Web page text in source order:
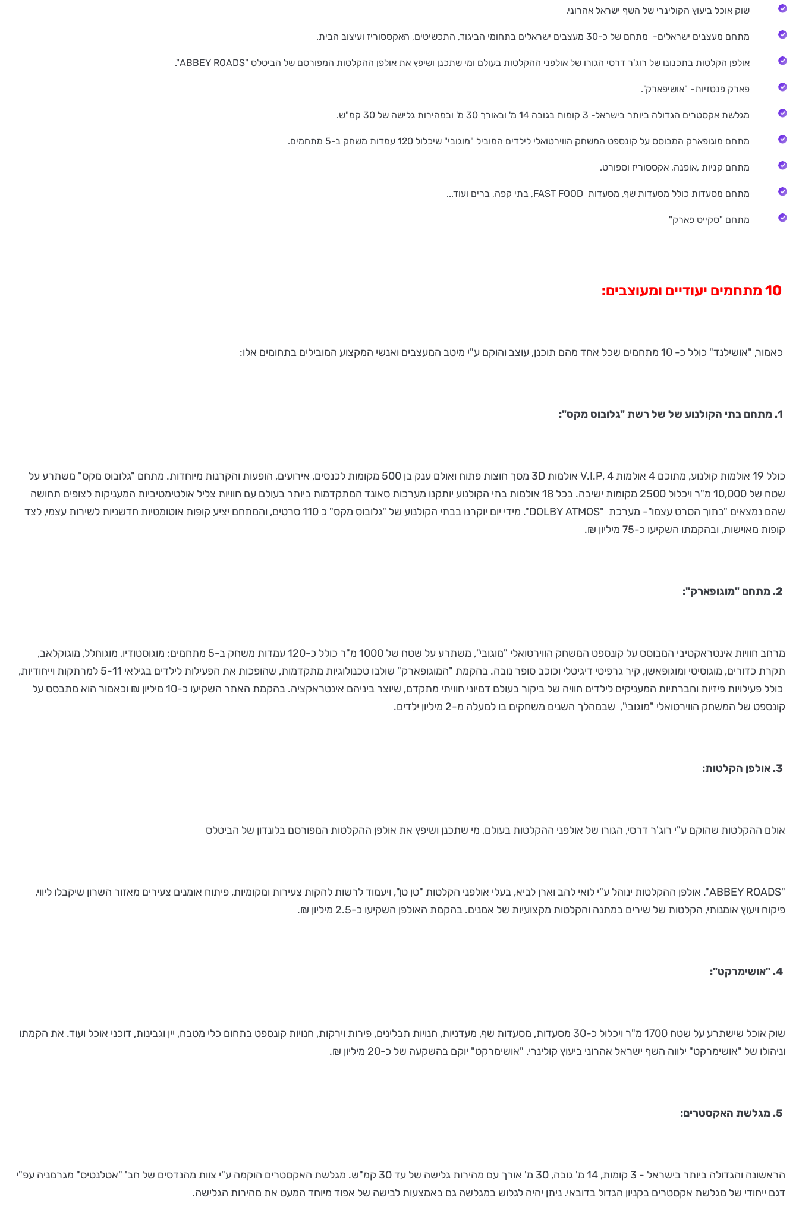
שוק אוכל ביעוץ הקולינרי של השף ישראל אהרוני.
מתחם מעצבים ישראלים- מתחם של כ-30 מעצבים ישראלים בתחומי הביגוד, התכשיטים, האקססוריז ועיצוב הבית.
אולפן הקלטות בתכנונו של רוג'ר דרסי הגורו של אולפני ההקלטות בעולם ומי שתכנן ושיפץ את אולפן ההקלטות המפורסם של הביטלס "ABBEY ROADS".
פארק פנטזיות- "אושיפארק".
מגלשת אקסטרים הגדולה ביותר בישראל- 3 קומות בגובה 14 מ' ובאורך 30 מ' ובמהירות גלישה של 30 קמ"ש.
מתחם מוגופארק המבוסס על קונספט המשחק הווירטואלי לילדים המוביל "מוגובי" שיכלול 120 עמדות משחק ב-5 מתחמים.
מתחם קניות ,אופנה, אקססוריז וספורט.
מתחם מסעדות כולל מסעדות שף, מסעדות FAST FOOD, בתי קפה, ברים ועוד...
מתחם "סקייט פארק"
10 מתחמים יעודיים ומעוצבים:
כאמור, "אושילנד" כולל כ- 10 מתחמים שכל אחד מהם תוכנן, עוצב והוקם ע"י מיטב המעצבים ואנשי המקצוע המובילים בתחומים אלו:
1. מתחם בתי הקולנוע של של רשת "גלובוס מקס":
כולל 19 אולמות קולנוע, מתוכם 4 אולמות V.I.P, 4 אולמות 3D מסך חוצות פתוח ואולם ענק בן 500 מקומות לכנסים, אירועים, הופעות והקרנות מיוחדות. מתחם "גלובוס מקס" משתרע על
שטח של 10,000 מ"ר ויכלול 2500 מקומות ישיבה. בכל 18 אולמות בתי הקולנוע יותקנו מערכות סאונד המתקדמות ביותר בעולם עם חוויות צליל אולטימטיביות המעניקות לצופים תחושה
שהם נמצאים "בתוך הסרט עצמו"- מערכת "DOLBY ATMOS". מידי יום יוקרנו בבתי הקולנוע של "גלובוס מקס" כ 110 סרטים, והמתחם יציע קופות אוטומטיות חדשניות לשירות עצמי, לצד
קופות מאוישות, ובהקמתו השקיעו כ-75 מיליון ₪.
2. מתחם "מוגופארק":
מרחב חוויות אינטראקטיבי המבוסס על קונספט המשחק הווירטואלי "מוגובי", משתרע על שטח של 1000 מ"ר כולל כ-120 עמדות משחק ב-5 מתחמים: מוגוסטודיו, מוגוחלל, מוגוקלאב,
תקרת כדורים, מוגוסיטי ומוגופאשן, קיר גרפיטי דיגיטלי וכוכב סופר נובה. בהקמת "המוגופארק" שולבו טכנולוגיות מתקדמות, שהופכות את הפעילות לילדים בגילאי 5-11 למרתקות וייחודיות,
כולל פעילויות פיזיות וחברתיות המעניקים לילדים חוויה של ביקור בעולם דמיוני חוויתי מתקדם, שיוצר ביניהם אינטראקציה. בהקמת האתר השקיעו כ-10 מיליון ₪ וכאמור הוא מתבסס על
קונספט של המשחק הווירטואלי "מוגובי", שבמהלך השנים משחקים בו למעלה מ-2 מיליון ילדים.
3. אולפן הקלטות:
אולם ההקלטות שהוקם ע"י רוג'ר דרסי, הגורו של אולפני ההקלטות בעולם, מי שתכנן ושיפץ את אולפן ההקלטות המפורסם בלונדון של הביטלס
"ABBEY ROADS". אולפן ההקלטות ינוהל ע"י לואי להב וארן לביא, בעלי אולפני הקלטות "טן טן", ויעמוד לרשות להקות צעירות ומקומיות, פיתוח אומנים צעירים מאזור השרון שיקבלו ליווי,
פיקוח ויעוץ אומנותי, הקלטות של שירים במתנה והקלטות מקצועיות של אמנים. בהקמת האולפן השקיעו כ-2.5 מיליון ₪.
4. "אושימרקט":
שוק אוכל שישתרע על שטח 1700 מ"ר ויכלול כ-30 מסעדות, מסעדות שף, מעדניות, חנויות תבלינים, פירות וירקות, חנויות קונספט בתחום כלי מטבח, יין וגבינות, דוכני אוכל ועוד. את הקמתו
וניהולו של "אושימרקט" ילווה השף ישראל אהרוני ביעוץ קולינרי. "אושימרקט" יוקם בהשקעה של כ-20 מיליון ₪.
5. מגלשת האקסטרים:
הראשונה והגדולה ביותר בישראל - 3 קומות, 14 מ' גובה, 30 מ' אורך עם מהירות גלישה של עד 30 קמ"ש. מגלשת האקסטרים הוקמה ע"י צוות מהנדסים של חב' "אטלנטיס" מגרמניה עפ"י
דגם ייחודי של מגלשת אקסטרים בקניון הגדול בדובאי. ניתן יהיה לגלוש במגלשה גם באמצעות לבישה של אפוד מיוחד המעט את מהירות הגלישה.